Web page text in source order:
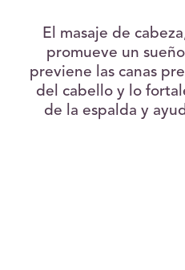
El masaje de
promueve un
previene las canas
del cabello y lo
de la espalda y